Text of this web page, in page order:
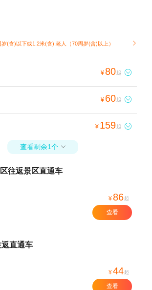
(含)以下或1.2米(含),老人（70周岁(含)以上） 
¥ 80起 
¥ 60起 
¥ 159起 
查看剩余1个 
往返景区直通车
¥ 86起
查看
直通车
¥44起
查看